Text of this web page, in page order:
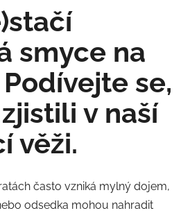
smyce na
se,
v naší
věži.
často vzniká mylný dojem,
odsedka mohou nahradit